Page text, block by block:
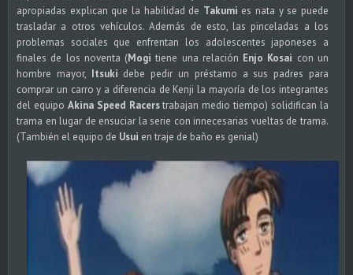
apropiadas explican que la habilidad de Takumi es nata y se puede
trasladar a otros vehículos. Además de esto, las pinceladas a los
problemas sociales que enfrentan los adolescentes japoneses a
finales de los noventa (Mogi tiene una relación Enjo Kosai con un
hombre mayor, Itsuki debe pedir un préstamo a sus padres para
comprar un carro y a diferencia de Kenji la mayoría de los integrantes
del equipo Akina Speed Racerstrabajan medio tiempo) solidifican la
trama en lugar de ensuciar la serie con innecesarias vueltas de trama.
(También el equipo de Usui en traje de baño es genial)